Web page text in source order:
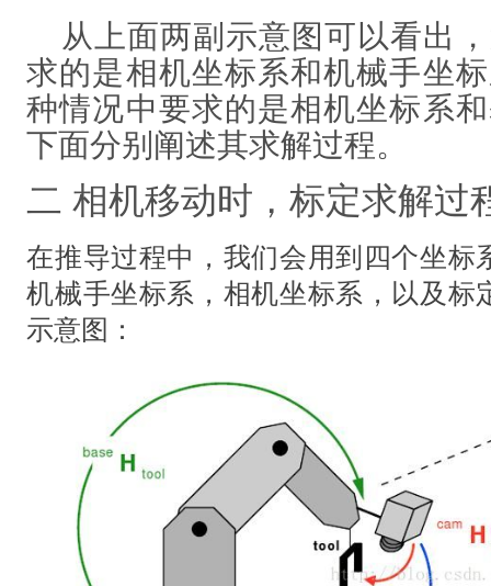
从上面两副示意图可以看出
求的是相机坐标系和机械手坐
种情况中要求的是相机坐标系
下面分别阐述其求解过程。
二 相机移动时，标定求解过
在推导过程中，我们会用到四个坐标
机械手坐标系，相机坐标系，以及标
示意图：